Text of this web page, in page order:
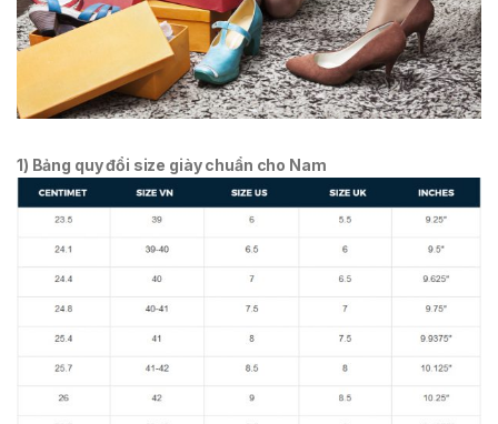
1) Bảng quy đổi size giày chuẩn cho Nam